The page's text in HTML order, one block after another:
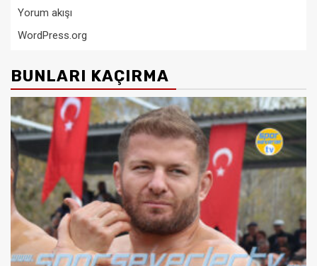
Yorum akışı
WordPress.org
BUNLARI KAÇIRMA